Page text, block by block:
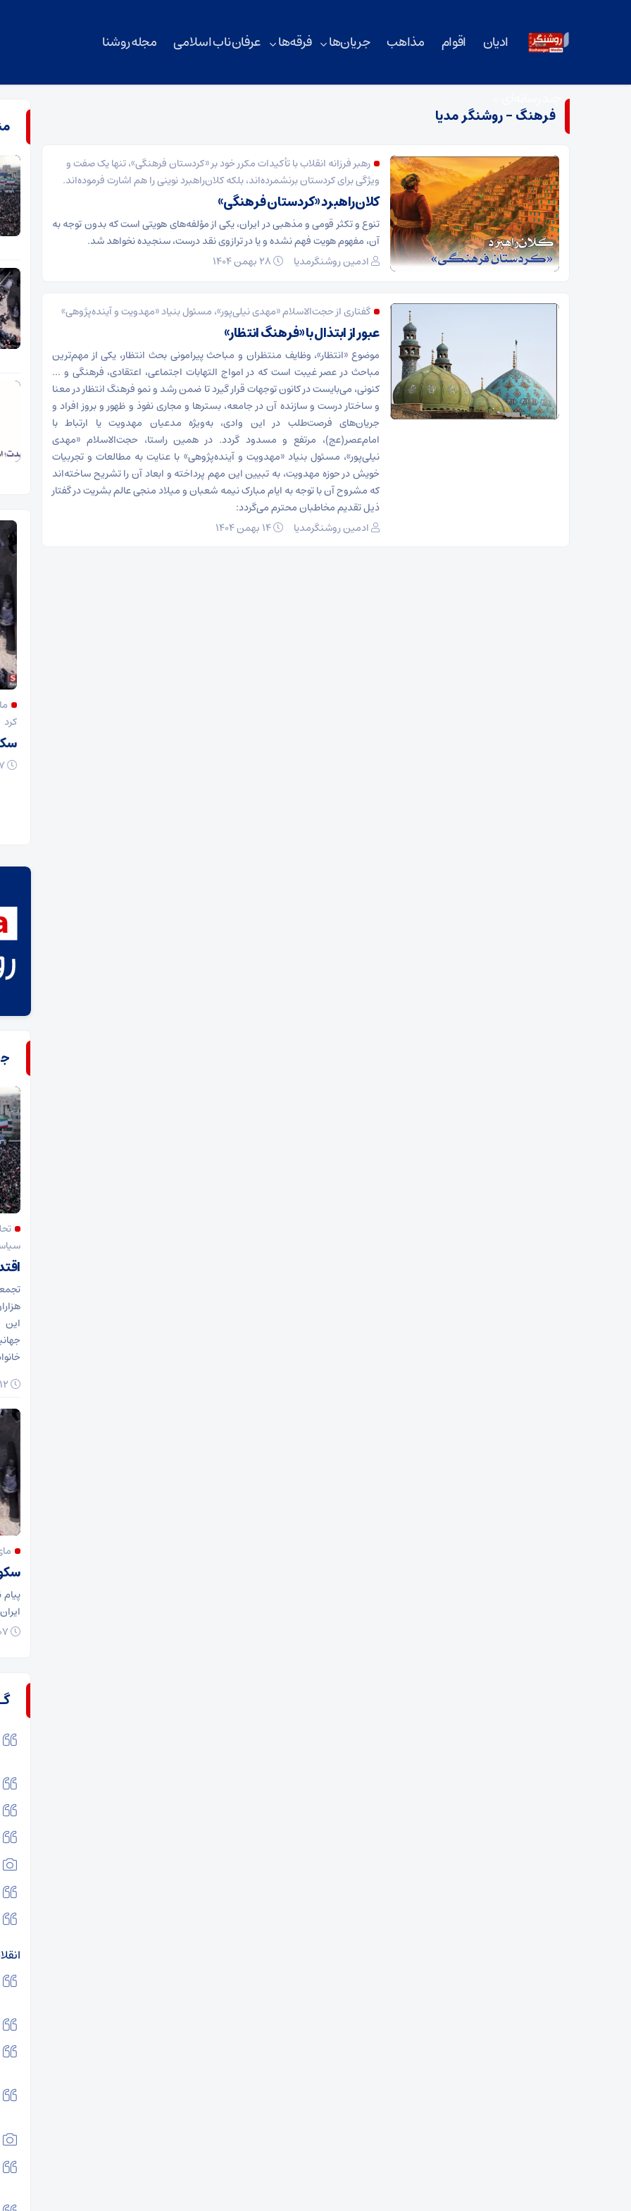
ادیان اقوام مذاهب جریان‌ها فرقه‌ها عرفان ناب اسلامی مجله روشنا
فرهنگ - روشنگر مدیا
رهبر فرزانه انقلاب با تأکیدات مکرر خود بر «کردستان فرهنگی»، تنها یک صفت و
ویژگی برای کردستان برنشمرده‌اند، بلکه کلان‌راهبرد نوینی را هم اشارت فرموده‌اند.
کلان‌راهبرد «کردستان فرهنگی»
تنوع و تکثر قومی و مذهبی در ایران، یکی از مؤلفه‌های هویتی است که بدون توجه به
آن، مفهوم هویت فهم نشده و یا در ترازوی نقد درست، سنجیده نخواهد شد.
ادمین روشنگرمدیا
گفتاری از حجت‌الاسلام «مهدی نیلی‌پور»، مسئول بنیاد «مهدویت و آینده‌پژوهی»
عبور از ابتذال با «فرهنگ انتظار»
موضوع «انتظار»، وظایف منتظران و مباحث پیرامونی بحث انتظار، یکی از مهم‌ترین
مباحث در عصر غیبت است که در امواج التهابات اجتماعی،‌ اعتقادی، فرهنگی و ...
کنونی، می‌بایست در کانون توجهات قرار گیرد تا ضمن رشد و نمو فرهنگ انتظار در معنا
و ساختار درست و سازنده آن در جامعه، بسترها و مجاری نفوذ و ظهور و بروز افراد و
جریان‌های فرصت‌طلب در این وادی، به‌ویژه مدعیان مهدویت یا ارتباط با
امام‌عصر(عج)، مرتفع و مسدود گردد. در همین راستا، حجت‌الاسلام «مهدی
نیلی‌پور»، مسئول بنیاد «مهدویت و آینده‌پژوهی» با عنایت به مطالعات و تجربیات
خویش در حوزه مهدویت، به تبیین این مهم پرداخته‌ و ابعاد آن را تشریح ساخته‌اند
که مشروح آن با توجه به ایام مبارک نیمه شعبان و میلاد منجی عالم بشریت در گفتار
ذیل تقدیم مخاطبان محترم می‌گردد:
ادمین روشنگرمدیا
کرد
۰۷ فروردین ۱۴۰۵
این
ایران